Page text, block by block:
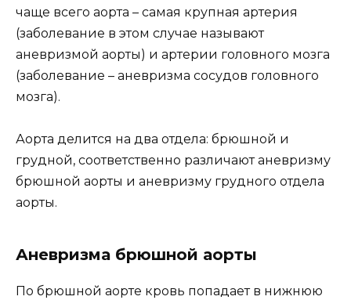
чаще всего аорта – самая крупная артерия
(заболевание в этом случае называют
аневризмой аорты) и артерии головного мозга
(заболевание – аневризма сосудов головного
мозга).
Аорта делится на два отдела: брюшной и
грудной, соответственно различают аневризму
брюшной аорты и аневризму грудного отдела
аорты.
Аневризма брюшной аорты
По брюшной аорте кровь попадает в нижнюю